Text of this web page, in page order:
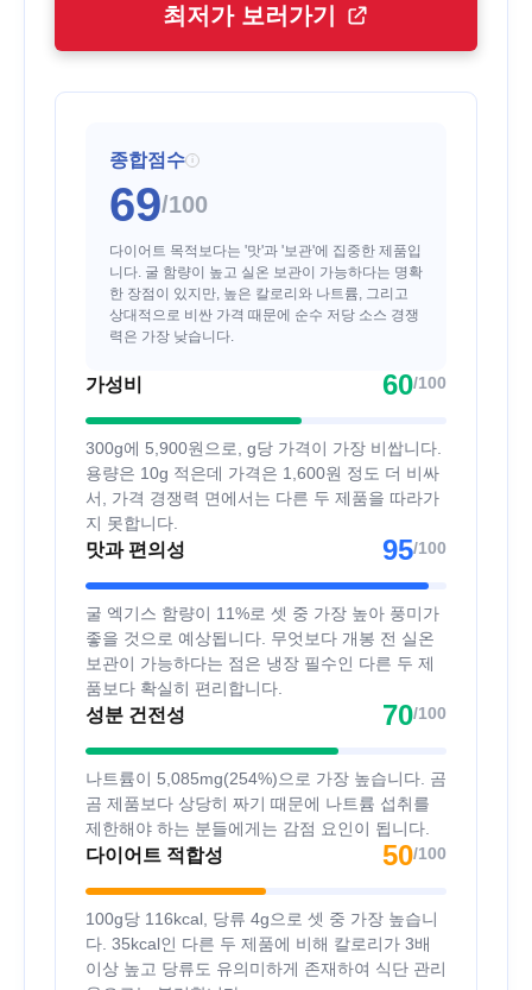
최저가 보러가기
종합점수 i
69/100
다이어트 목적보다는 '맛'과 '보관'에 집중한 제품입
니다. 굴 함량이 높고 실온 보관이 가능하다는 명확
한 장점이 있지만, 높은 칼로리와 나트륨, 그리고
상대적으로 비싼 가격 때문에 순수 저당 소스 경쟁
력은 가장 낮습니다.
가성비 60/100
300g에 5,900원으로, g당 가격이 가장 비쌉니다.
용량은 10g 적은데 가격은 1,600원 정도 더 비싸
서, 가격 경쟁력 면에서는 다른 두 제품을 따라가
지 못합니다.
맛과 편의성 95/100
굴 엑기스 함량이 11%로 셋 중 가장 높아 풍미가
좋을 것으로 예상됩니다. 무엇보다 개봉 전 실온
보관이 가능하다는 점은 냉장 필수인 다른 두 제
품보다 확실히 편리합니다.
성분 건전성 70/100
나트륨이 5,085mg(254%)으로 가장 높습니다. 곰
곰 제품보다 상당히 짜기 때문에 나트륨 섭취를
제한해야 하는 분들에게는 감점 요인이 됩니다.
다이어트 적합성 50/100
100g당 116kcal, 당류 4g으로 셋 중 가장 높습니
다. 35kcal인 다른 두 제품에 비해 칼로리가 3배
이상 높고 당류도 유의미하게 존재하여 식단 관리